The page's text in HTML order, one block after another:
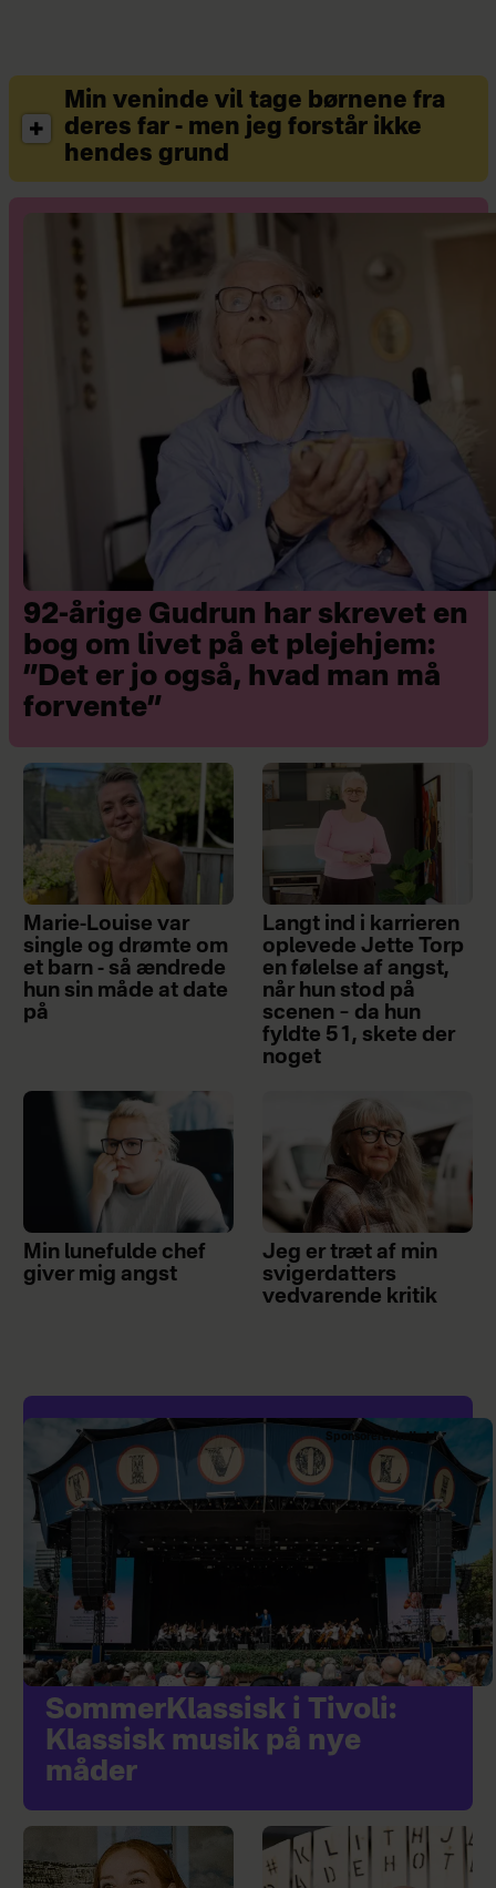
Min veninde vil tage børnene fra
deres far - men jeg forstår ikke
hendes grund
92-årige Gudrun har skrevet en
bog om livet på et plejehjem:
”Det er jo også, hvad man må
forvente”
Marie-Louise var
single og drømte om
et barn - så ændrede
hun sin måde at date
på
Langt ind i karrieren
oplevede Jette Torp
en følelse af angst,
når hun stod på
scenen – da hun
fyldte 51, skete der
noget
Min lunefulde chef
giver mig angst
Jeg er træt af min
svigerdatters
vedvarende kritik
Sponsoreret indhold
SommerKlassisk i Tivoli:
Klassisk musik på nye
måder